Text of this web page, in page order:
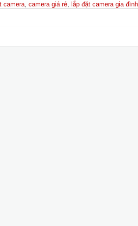
camera, camera giá rẻ, lắp đặt camera gia đình